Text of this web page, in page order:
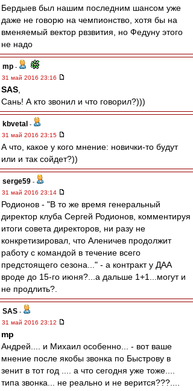
Бердыев был нашим последним шансом уже
даже не говорю на чемпионство, хотя бы на
вменяемый вектор рвзвития, но Федуну этого
не надо
mp -
31 май 2016 23:16
SAS
Сань! А кто звонил и что говорил?)))
kbvetal -
31 май 2016 23:15
А что, какое у кого мнение: новички-то будут
или и так сойдет?))
serge59 -
31 май 2016 23:14
Родионов - "В то же время генеральный
директор клуба Сергей Родионов, комментируя
итоги совета директоров, ни разу не
конкретизировал, что Аленичев продолжит
работу с командой в течение всего
предстоящего сезона..." - а контракт у ДАА
вроде до 15-го июня?...а дальше 1+1...могут и
не продлить?.
SAS -
31 май 2016 23:12
mp
Андрей.... и Михаил особенно... - вот ваше
мнение после якобы звонка по Быстрову в
зенит в тот год .... а что сегодня уже тоже....
типа звонка... не реально и не верится???....